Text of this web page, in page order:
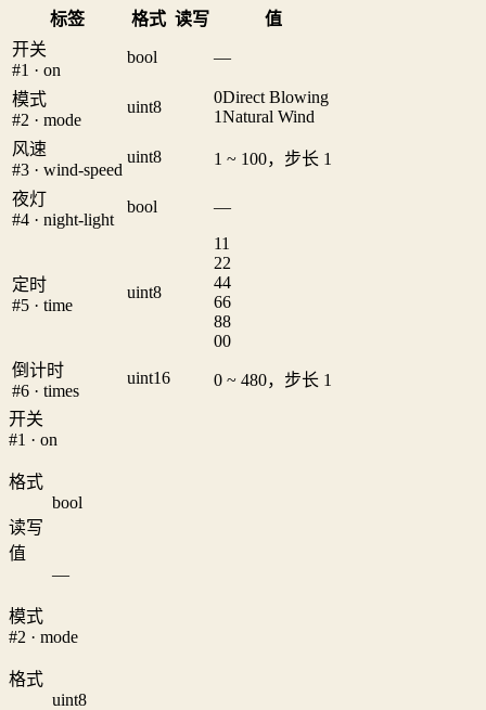
标签 格式 读写
值
开关
#1 · on
bool —
模式
#2 · mode
uint8
0Direct Blowing
1Natural Wind
风速
#3 · wind-speed
uint8 1 ~ 100，步长 1
夜灯
#4 · night-light
bool —
定时
#5 · time
uint8
11
22
44
66
88
00
倒计时
#6 · times
uint16 0 ~ 480，步长 1
开关
#1 · on
格式
bool
读写
值
—
模式
#2 · mode
格式
uint8